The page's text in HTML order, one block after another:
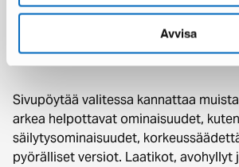
Avvisa
ilmeen.
Sivupöytä arkea
Sivupöytää valitessa kannattaa
arkea helpottavat ominaisuudet, kuten
säilytysominaisuudet,
pyörälliset versiot. Laatikot, avohyllyt